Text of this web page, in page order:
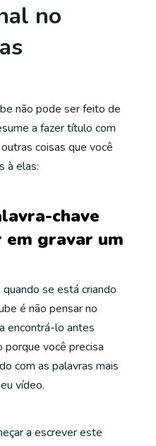
no
não pode ser feito de
a fazer título com
coisas que você
à elas:
chave
em gravar um
se está criando
é não pensar no
encontrá-lo antes
porque você precisa
com as palavras mais
vídeo.
a escrever este